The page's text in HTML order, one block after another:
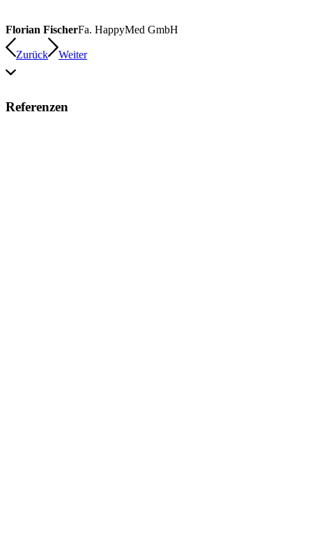
Florian FischerFa. HappyMed GmbH
Zurück Weiter
Referenzen